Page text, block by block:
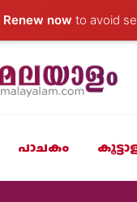
Renew now to avoid
പാചകം